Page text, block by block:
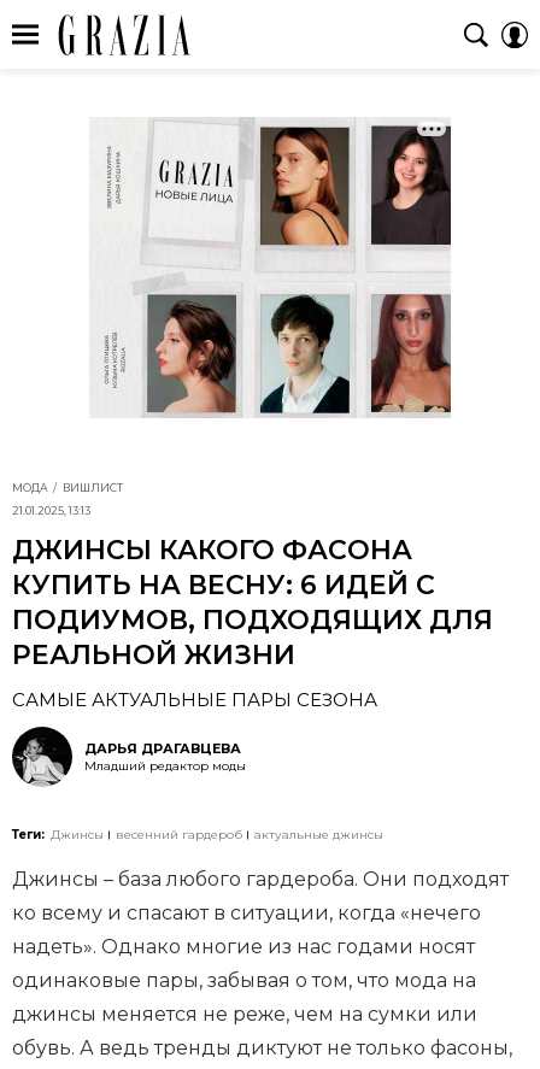
МОДА
ВИШЛИСТ
21.01.2025, 13:13
ДЖИНСЫ КАКОГО ФАСОНА
КУПИТЬ НА ВЕСНУ: 6 ИДЕЙ С
ПОДИУМОВ, ПОДХОДЯЩИХ ДЛЯ
РЕАЛЬНОЙ ЖИЗНИ
САМЫЕ АКТУАЛЬНЫЕ ПАРЫ СЕЗОНА
ДАРЬЯ ДРАГАВЦЕВА
Младший редактор моды
Теги: Джинсы весенний гардероб актуальные джинсы
Джинсы – база любого гардероба. Они подходят
ко всему и спасают в ситуации, когда «нечего
надеть». Однако многие из нас годами носят
одинаковые пары, забывая о том, что мода на
джинсы меняется не реже, чем на сумки или
обувь. А ведь тренды диктуют не только фасоны,